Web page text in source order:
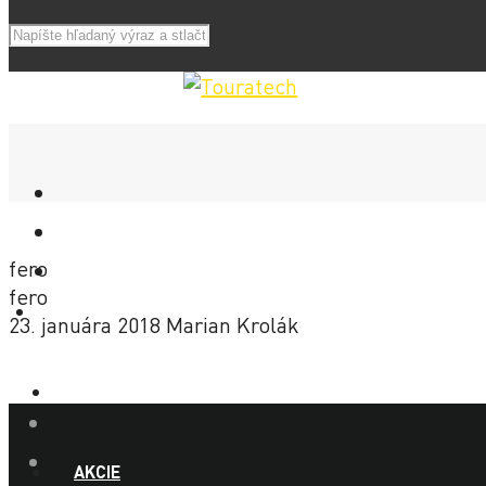
AKCIE
fero
fero
23. januára 2018 Marian Krolák